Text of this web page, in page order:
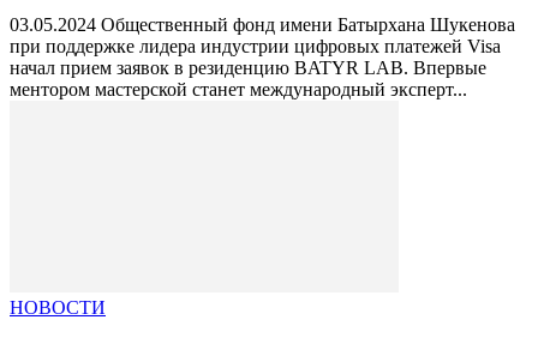
03.05.2024 Общественный фонд имени Батырхана Шукенова
при поддержке лидера индустрии цифровых платежей Visa
начал прием заявок в резиденцию BATYR LAB. Впервые
ментором мастерской станет международный эксперт...
НОВОСТИ